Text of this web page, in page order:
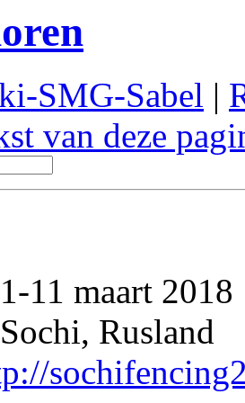
SMG-Sabel |
van deze
11 maart 2018
Rusland